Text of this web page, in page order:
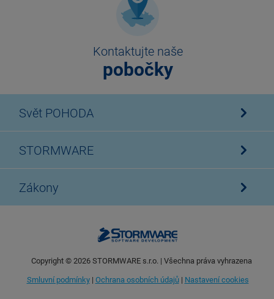
Kontaktujte naše
pobočky
Svět POHODA
STORMWARE
Zákony
Copyright © 2026STORMWARE s.r.o. | Všechna práva vyhrazena
Smluvní podmínky| Ochrana osobních údajů| Nastavení cookies